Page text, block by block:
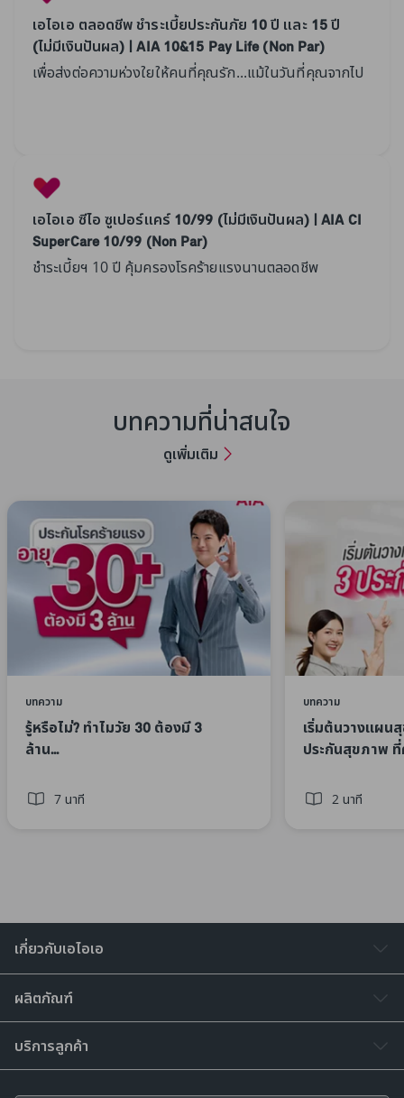
เอไอเอ ตลอดชีพ ชำระเบี้ยประกันภัย 10 ปี และ 15 ปี
(ไม่มีเงินปันผล) | AIA 10&15 Pay Life (Non Par)
เพื่อส่งต่อความห่วงใยให้คนที่คุณรัก...แม้ในวันที่คุณจากไป
เอไอเอ ซีไอ ซูเปอร์แคร์ 10/99 (ไม่มีเงินปันผล) | AIA CI
SuperCare 10/99 (Non Par)
ชำระเบี้ยฯ 10 ปี คุ้มครองโรคร้ายแรงนานตลอดชีพ
บทความที่น่าสนใจ
ดูเพิ่มเติม
บทความ
รู้หรือไม่? ทำไมวัย 30 ต้องมี 3
ล้าน... ​
7 นาที
บทความ
เริ่มต้นวางแผน
ประกันสุขภาพ ที่
2 นาที
เกี่ยวกับเอไอเอ
ผลิตภัณฑ์
บริการลูกค้า